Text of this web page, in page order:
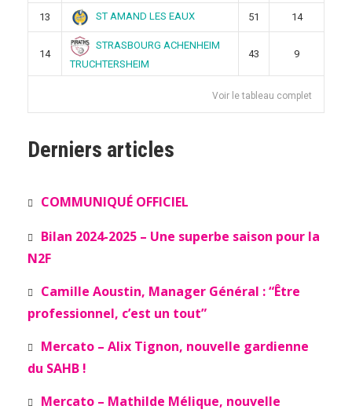
13 ST AMAND LES EAUX 51 14
14
STRASBOURG ACHENHEIM
TRUCHTERSHEIM
43 9
Voir le tableau complet
Derniers articles
COMMUNIQUÉ OFFICIEL
Bilan 2024-2025 – Une superbe saison pour la
N2F
Camille Aoustin, Manager Général : “Être
professionnel, c’est un tout”
Mercato – Alix Tignon, nouvelle gardienne
du SAHB !
Mercato – Mathilde Mélique, nouvelle